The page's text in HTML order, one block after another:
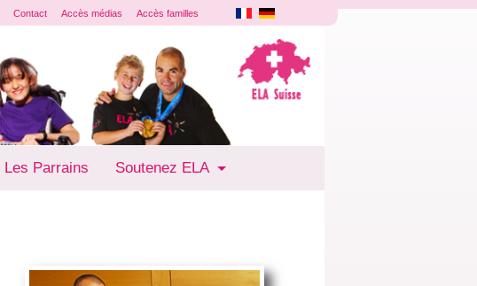
Contact Accès médias Accès familles
Les Parrains Soutenez ELA